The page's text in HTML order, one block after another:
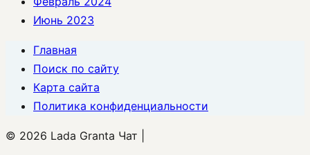
Июнь 2023
Главная
Поиск по сайту
Карта сайта
Политика конфиденциальности
© 2026 Lada Granta Чат |